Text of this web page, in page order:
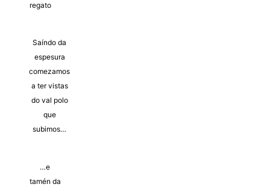
regato
Saíndo da
espesura
comezamos
a ter vistas
do val polo
que
subimos…
…e
tamén da